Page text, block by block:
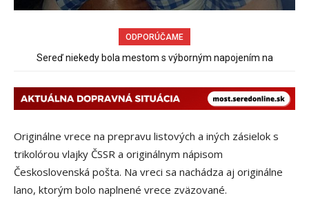
ODPORÚČAME
Sereď niekedy bola mestom s výborným napojením na
Originálne vrece na prepravu listových a iných zásielok s
trikolórou vlajky ČSSR a originálnym nápisom
Československá pošta. Na vreci sa nachádza aj originálne
lano, ktorým bolo naplnené vrece zväzované.